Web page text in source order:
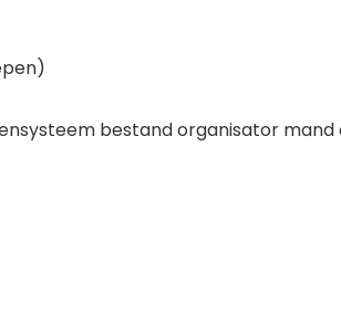
bestand organisator mand